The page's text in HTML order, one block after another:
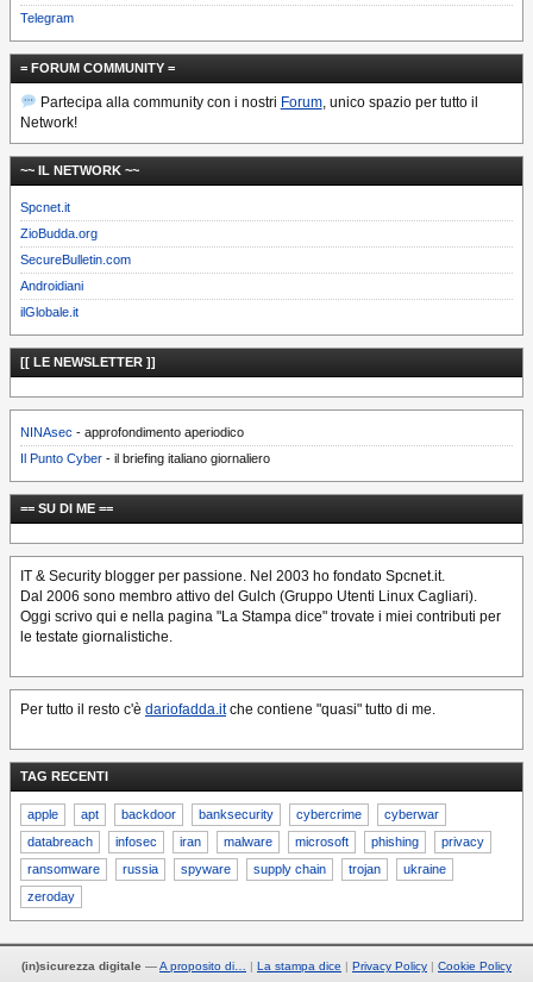
Telegram
= FORUM COMMUNITY =
Partecipa alla community con i nostri Forum, unico spazio per tutto il
Network!
~~ IL NETWORK ~~
Spcnet.it
ZioBudda.org
SecureBulletin.com
Androidiani
ilGlobale.it
[[ LE NEWSLETTER ]]
NINAsec - approfondimento aperiodico
Il Punto Cyber - il briefing italiano giornaliero
== SU DI ME ==
IT & Security blogger per passione. Nel 2003 ho fondato Spcnet.it.
Dal 2006 sono membro attivo del Gulch (Gruppo Utenti Linux Cagliari).
Oggi scrivo qui e nella pagina "La Stampa dice" trovate i miei contributi per
le testate giornalistiche.
Per tutto il resto c'è dariofadda.itche contiene "quasi" tutto di me.
TAG RECENTI
apple apt backdoor banksecurity cybercrime
cyberwar
databreach
infosec iran malware microsoft phishing
privacy
ransomware
russia spyware supply chain trojan
ukraine
zeroday
(in)sicurezza digitale —A proposito di… La stampa dice Privacy Policy
Cookie Policy